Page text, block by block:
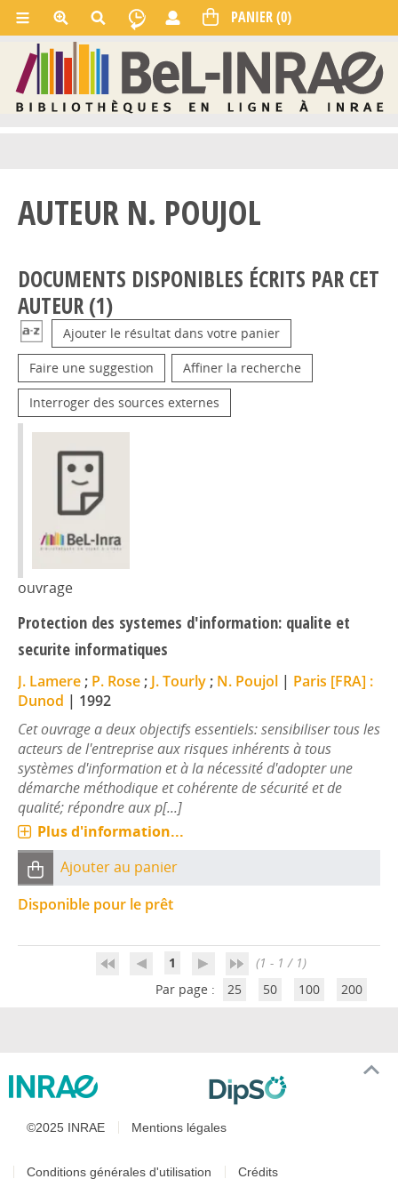
AUTEUR N. POUJOL
DOCUMENTS DISPONIBLES ÉCRITS PAR CET
AUTEUR (1)
Ajouter le résultat dans votre panier
Faire une suggestion Affiner la recherche
Interroger des sources externes
ouvrage
Protection des systemes d'information: qualite et
securite informatiques
J. Lamere ; P. Rose ; J. Tourly ; N. Poujol | Paris [FRA] :
Dunod | 1992
Cet ouvrage a deux objectifs essentiels: sensibiliser tous les
acteurs de l'entreprise aux risques inhérents à tous
systèmes d'information et à la nécessité d'adopter une
démarche méthodique et cohérente de sécurité et de
qualité; répondre aux p[...]
Plus d'information...
Ajouter au panier
Disponible pour le prêt
1
(1 - 1 / 1)
Par page :
25 50 100 200
©2025 INRAE Mentions légales
Conditions générales d'utilisation Crédits